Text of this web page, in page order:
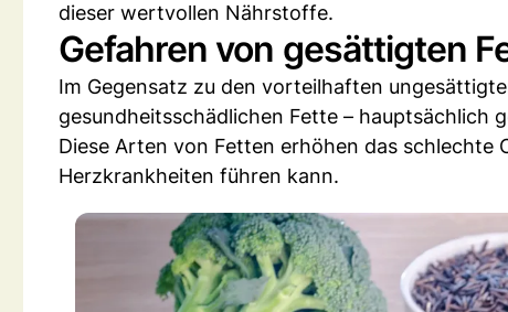
dieser wertvollen Nährstoffe.
Gefahren von gesättigten
Im Gegensatz zu den vorteilhaften
gesundheitsschädlichen Fette – hauptsächlich
Diese Arten von Fetten erhöhen das schlechte
Herzkrankheiten führen kann.